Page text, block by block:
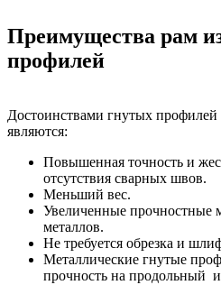
Преимущества рам
профилей
Достоинствами гнутых
являются:
Повышенная точность и
отсутствия сварных швов.
Меньший вес.
Увеличенные прочностные
металлов.
Не требуется обрезка и
Металлические гнутые
прочность на продольный